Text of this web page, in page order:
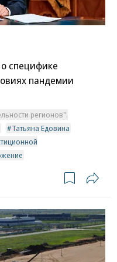
специфике
пандемии
регионов".
Татьяна Едовина